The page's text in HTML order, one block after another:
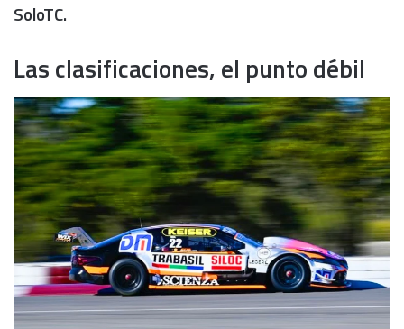
SoloTC.
Las clasificaciones, el punto débil